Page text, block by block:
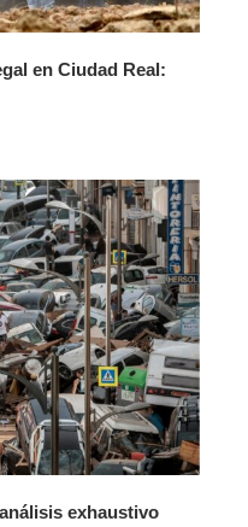
en Ciudad Real:
exhaustivo